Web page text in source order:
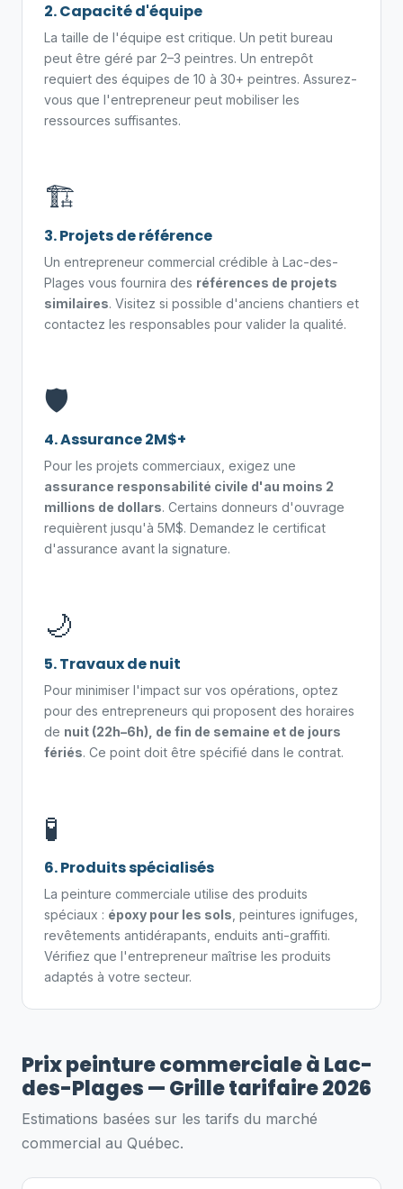
2. Capacité d'équipe
La taille de l'équipe est critique. Un petit bureau
peut être géré par 2–3 peintres. Un entrepôt
requiert des équipes de 10 à 30+ peintres. Assurez-
vous que l'entrepreneur peut mobiliser les
ressources suffisantes.
🏗️
3. Projets de référence
Un entrepreneur commercial crédible à Lac-des-
Plages vous fournira des références de projets
similaires. Visitez si possible d'anciens chantiers et
contactez les responsables pour valider la qualité.
🛡️
4. Assurance 2M$+
Pour les projets commerciaux, exigez une
assurance responsabilité civile d'au moins 2
millions de dollars. Certains donneurs d'ouvrage
requièrent jusqu'à 5M$. Demandez le certificat
d'assurance avant la signature.
🌙
5. Travaux de nuit
Pour minimiser l'impact sur vos opérations, optez
pour des entrepreneurs qui proposent des horaires
de nuit (22h–6h), de fin de semaine et de jours
fériés. Ce point doit être spécifié dans le contrat.
🧪
6. Produits spécialisés
La peinture commerciale utilise des produits
spéciaux : époxy pour les sols , peintures ignifuges,
revêtements antidérapants, enduits anti-graffiti.
Vérifiez que l'entrepreneur maîtrise les produits
adaptés à votre secteur.
Prix peinture commerciale à Lac-
des-Plages — Grille tarifaire 2026
Estimations basées sur les tarifs du marché
commercial au Québec.